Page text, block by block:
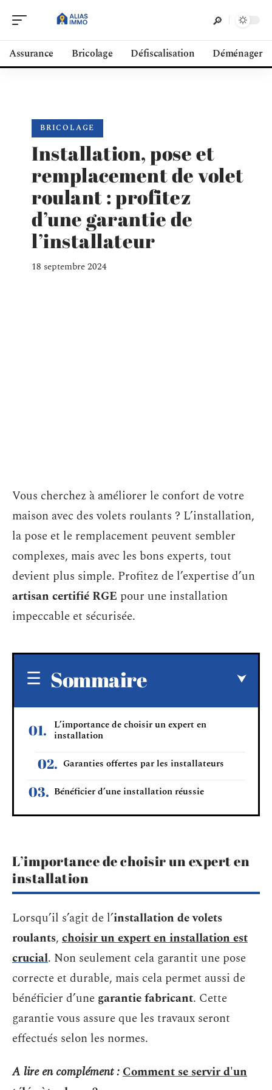
Assurance Bricolage Défiscalisation Déménager
BRICOLAGE
Installation, pose et
remplacement de volet
roulant : profitez
d’une garantie de
l’installateur
18 septembre 2024
Vous cherchez à améliorer le confort de votre
maison avec des volets roulants ? L’installation,
la pose et le remplacement peuvent sembler
complexes, mais avec les bons experts, tout
devient plus simple. Profitez de l’expertise d’un
artisan certifié RGE pour une installation
impeccable et sécurisée.
Sommaire
L’importance de choisir un expert en
installation
Garanties offertes par les installateurs
Bénéficier d’une installation réussie
L’importance de choisir un expert en
installation
Lorsqu’il s’agit de l’installation de volets
roulants, choisir un expert en installation est
crucial. Non seulement cela garantit une pose
correcte et durable, mais cela permet aussi de
bénéficier d’une garantie fabricant. Cette
garantie vous assure que les travaux seront
effectués selon les normes.
A lire en complément :Comment se servir d'un